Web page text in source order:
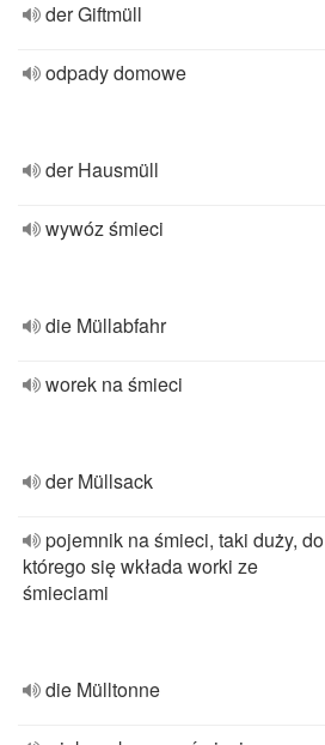
der Giftmüll
odpady domowe
der Hausmüll
wywóz śmieci
die Müllabfahr
worek na śmieci
der Müllsack
pojemnik na śmieci, taki duży, do
którego się wkłada worki ze
śmieciami
die Mülltonne